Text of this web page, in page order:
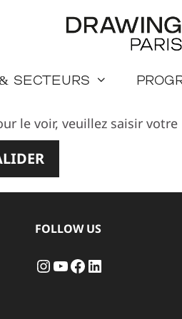
secteurs
le voir, veuillez saisir
FOLLOW US
Instagram
YouTube
Facebook
LinkedIn